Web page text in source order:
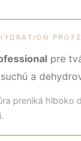
pre
a
preniká hlboko